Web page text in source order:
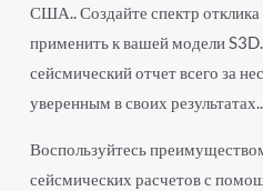
США.. Создайте спектр
применить к вашей модели
сейсмический отчет всего за
уверенным в своих результатах..
Воспользуйтесь
сейсмических расчетов с